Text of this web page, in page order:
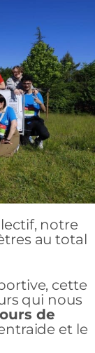
notre
au total
cette
qui nous
de
et le